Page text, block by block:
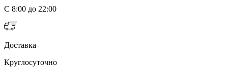
С 8:00 до 22:00
Доставка
Круглосуточно